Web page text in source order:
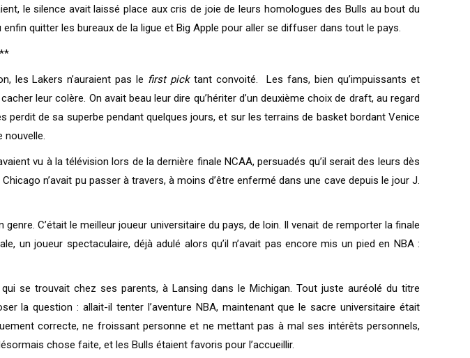
le silence avait laissé place aux cris de joie de leurs homologues des Bulls au bout du
quitter les bureaux de la ligue et Big Apple pour aller se diffuser dans tout le pays.
les Lakers n’auraient pas le first picktant convoité. Les fans, bien qu’impuissants et
leur colère. On avait beau leur dire qu’hériter d’un deuxième choix de draft, au regard
perdit de sa superbe pendant quelques jours, et sur les terrains de basket bordant Venice
nouvelle.
vu à la télévision lors de la dernière finale NCAA, persuadés qu’il serait des leurs dès
n’avait pu passer à travers, à moins d’être enfermé dans une cave depuis le jour J.
C’était le meilleur joueur universitaire du pays, de loin. Il venait de remporter la finale
un joueur spectaculaire, déjà adulé alors qu’il n’avait pas encore mis un pied en NBA :
se trouvait chez ses parents, à Lansing dans le Michigan. Tout juste auréolé du titre
la question : allait-il tenter l’aventure NBA, maintenant que le sacre universitaire était
correcte, ne froissant personne et ne mettant pas à mal ses intérêts personnels,
chose faite, et les Bulls étaient favoris pour l’accueillir.